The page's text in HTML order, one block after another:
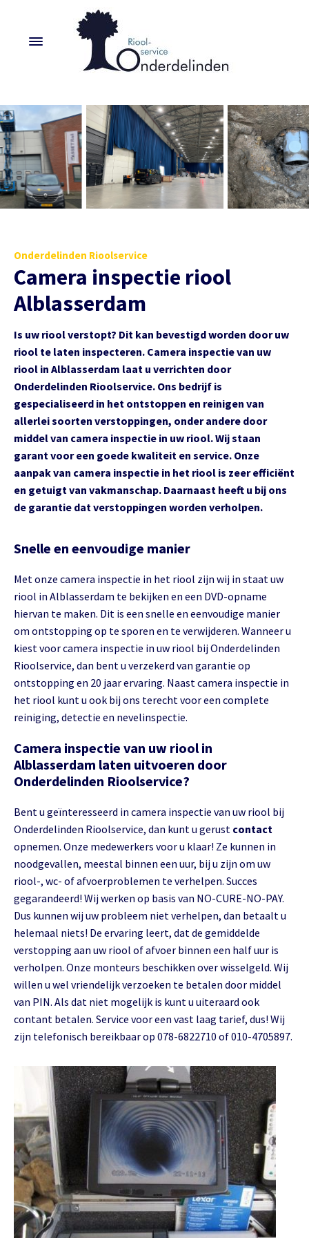
Onderdelinden Rioolservice
Camera inspectie riool
Alblasserdam
Is uw riool verstopt? Dit kan bevestigd worden door uw
riool te laten inspecteren. Camera inspectie van uw
riool in Alblasserdam laat u verrichten door
Onderdelinden Rioolservice. Ons bedrijf is
gespecialiseerd in het ontstoppen en reinigen van
allerlei soorten verstoppingen, onder andere door
middel van camera inspectie in uw riool. Wij staan
garant voor een goede kwaliteit en service. Onze
aanpak van camera inspectie in het riool is zeer efficiënt
en getuigt van vakmanschap. Daarnaast heeft u bij ons
de garantie dat verstoppingen worden verholpen.
Snelle en eenvoudige manier
Met onze camera inspectie in het riool zijn wij in staat uw
riool in Alblasserdam te bekijken en een DVD-opname
hiervan te maken. Dit is een snelle en eenvoudige manier
om ontstopping op te sporen en te verwijderen. Wanneer u
kiest voor camera inspectie in uw riool bij Onderdelinden
Rioolservice, dan bent u verzekerd van garantie op
ontstopping en 20 jaar ervaring. Naast camera inspectie in
het riool kunt u ook bij ons terecht voor een complete
reiniging, detectie en nevelinspectie.
Camera inspectie van uw riool in
Alblasserdam laten uitvoeren door
Onderdelinden Rioolservice?
Bent u geïnteresseerd in camera inspectie van uw riool bij
Onderdelinden Rioolservice, dan kunt u gerust contact
opnemen. Onze medewerkers voor u klaar! Ze kunnen in
noodgevallen, meestal binnen een uur, bij u zijn om uw
riool-, wc- of afvoerproblemen te verhelpen. Succes
gegarandeerd! Wij werken op basis van NO-CURE-NO-PAY.
Dus kunnen wij uw probleem niet verhelpen, dan betaalt u
helemaal niets! De ervaring leert, dat de gemiddelde
verstopping aan uw riool of afvoer binnen een half uur is
verholpen. Onze monteurs beschikken over wisselgeld. Wij
willen u wel vriendelijk verzoeken te betalen door middel
van PIN. Als dat niet mogelijk is kunt u uiteraard ook
contant betalen. Service voor een vast laag tarief, dus! Wij
zijn telefonisch bereikbaar op 078-6822710 of 010-4705897.